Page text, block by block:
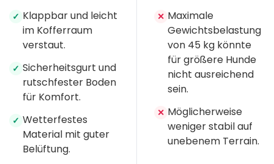
✓ Klappbar und leicht
im Kofferraum
verstaut.
✓ Sicherheitsgurt und
rutschfester Boden
für Komfort.
✓ Wetterfestes
Material mit guter
Belüftung.
✕ Maximale
Gewichtsbelastung
von 45 kg könnte
für größere Hunde
nicht ausreichend
sein.
✕ Möglicherweise
weniger stabil auf
unebenem Terrain.